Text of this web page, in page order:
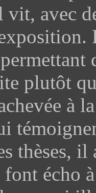
avec
plutôt
à
thèses,
écho